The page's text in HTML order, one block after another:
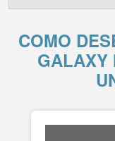
COMO
GALAXY